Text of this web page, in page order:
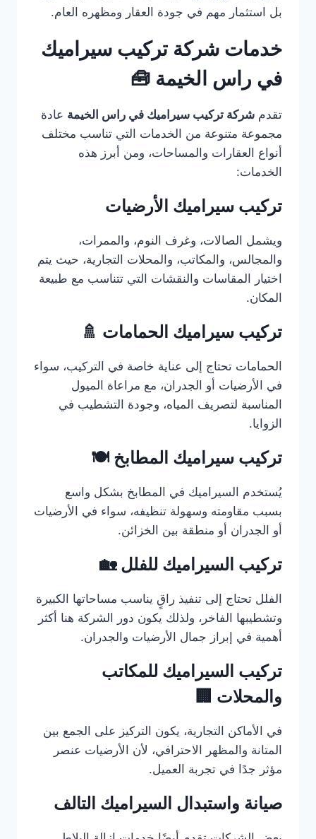
بل استثمار مهم في جودة العقار ومظهره العام.
خدمات شركة تركيب سيراميك
في راس الخيمة 🧰
تقدم شركة تركيب سيراميك في راس الخيمة عادة
مجموعة متنوعة من الخدمات التي تناسب مختلف
أنواع العقارات والمساحات، ومن أبرز هذه
الخدمات:
تركيب سيراميك الأرضيات
ويشمل الصالات، وغرف النوم، والممرات،
والمجالس، والمكاتب، والمحلات التجارية، حيث يتم
اختيار المقاسات والنقشات التي تتناسب مع طبيعة
المكان.
تركيب سيراميك الحمامات 🚿
الحمامات تحتاج إلى عناية خاصة في التركيب، سواء
في الأرضيات أو الجدران، مع مراعاة الميول
المناسبة لتصريف المياه، وجودة التشطيب في
الزوايا.
تركيب سيراميك المطابخ 🍽️
يُستخدم السيراميك في المطابخ بشكل واسع
بسبب مقاومته وسهولة تنظيفه، سواء في الأرضيات
أو الجدران أو منطقة بين الخزائن.
تركيب السيراميك للفلل 🏡
الفلل تحتاج إلى تنفيذ راقٍ يناسب مساحاتها الكبيرة
وتشطيبها الفاخر، ولذلك يكون دور الشركة هنا أكثر
أهمية في إبراز جمال الأرضيات والجدران.
تركيب السيراميك للمكاتب
والمحلات 🏢
في الأماكن التجارية، يكون التركيز على الجمع بين
المتانة والمظهر الاحترافي، لأن الأرضيات عنصر
مؤثر جدًا في تجربة العميل.
صيانة واستبدال السيراميك التالف